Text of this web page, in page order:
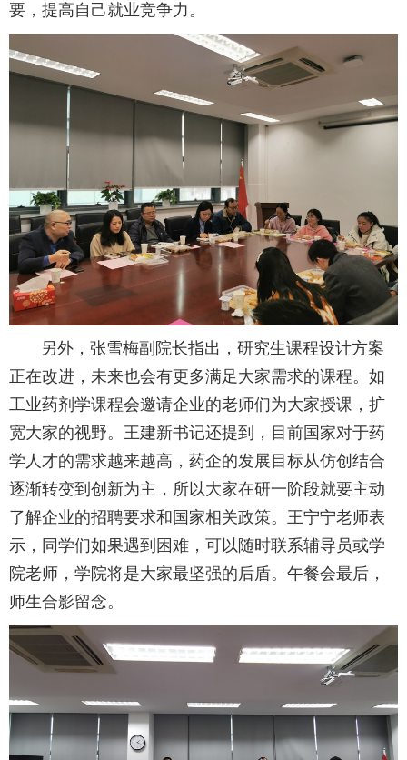
要，提高自己就业竞争力。
另外，张雪梅副院长指出，研究生课程设计方案
正在改进，未来也会有更多满足大家需求的课程。如
工业药剂学课程会邀请企业的老师们为大家授课，扩
宽大家的视野。王建新书记还提到，目前国家对于药
学人才的需求越来越高，药企的发展目标从仿创结合
逐渐转变到创新为主，所以大家在研一阶段就要主动
了解企业的招聘要求和国家相关政策。王宁宁老师表
示，同学们如果遇到困难，可以随时联系辅导员或学
院老师，学院将是大家最坚强的后盾。午餐会最后，
师生合影留念。